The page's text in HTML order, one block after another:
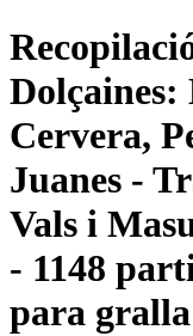
Cervera,
Juanes -
Vals i
- 1148
para gralla